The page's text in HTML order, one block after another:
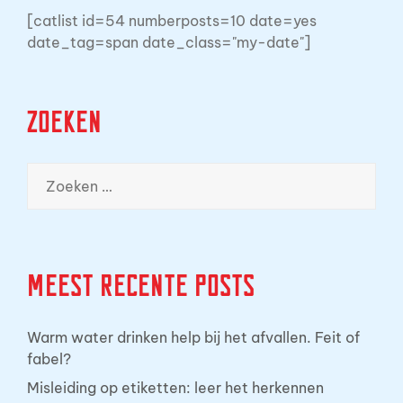
[catlist id=54 numberposts=10 date=yes
date_tag=span date_class="my-date"]
Zoeken
naar:
Meest recente posts
Warm water drinken help bij het afvallen. Feit of
fabel?
Misleiding op etiketten: leer het herkennen